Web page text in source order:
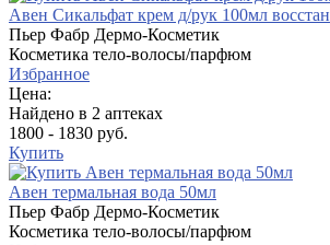
Авен Сикальфат крем д/рук 100мл восстан
Пьер Фабр Дермо-Косметик
Косметика тело-волосы/парфюм
Избранное
Цена:
Найдено в 2 аптеках
1800 - 1830 руб.
Купить
Авен термальная вода 50мл
Пьер Фабр Дермо-Косметик
Косметика тело-волосы/парфюм